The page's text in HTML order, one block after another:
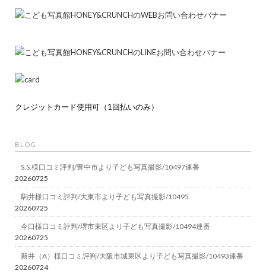
クレジットカード使用可（1回払いのみ）
BLOG
S.S.様口コミ評判/豊中市より子ども写真撮影/10497連番
20260725
駒井様口コミ評判/大東市より子ども写真撮影/10495
20260725
今口様口コミ評判/堺市東区より子ども写真撮影/10494連番
20260725
新井（A）様口コミ評判/大阪市城東区より子ども写真撮影/10493連番
20260724